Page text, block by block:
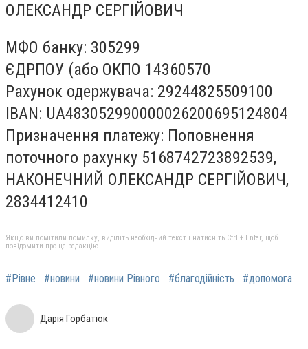
ОЛЕКСАНДР СЕРГІЙОВИЧ
МФО банку: 305299
ЄДРПОУ (або ОКПО 14360570
Рахунок одержувача: 29244825509100
IBAN: UA483052990000026200695124804
Призначення платежу: Поповнення
поточного рахунку 5168742723892539,
НАКОНЕЧНИЙ ОЛЕКСАНДР СЕРГІЙОВИЧ,
2834412410
Якщо ви помітили помилку, виділіть необхідний текст і натисніть Ctrl + Enter, щоб
повідомити про це редакцію
#Рівне #новини #новини Рівного #благодійність #допомога
Дарія Горбатюк